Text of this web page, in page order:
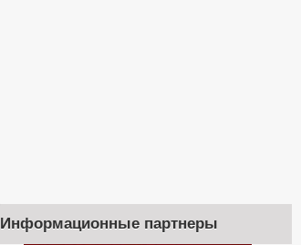
Информационные партнеры